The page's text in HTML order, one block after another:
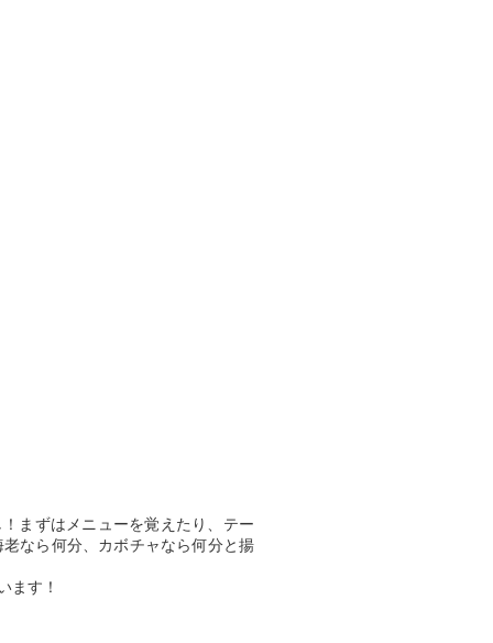
まずはメニューを覚えたり、テー
なら何分、カボチャなら何分と揚
ます！